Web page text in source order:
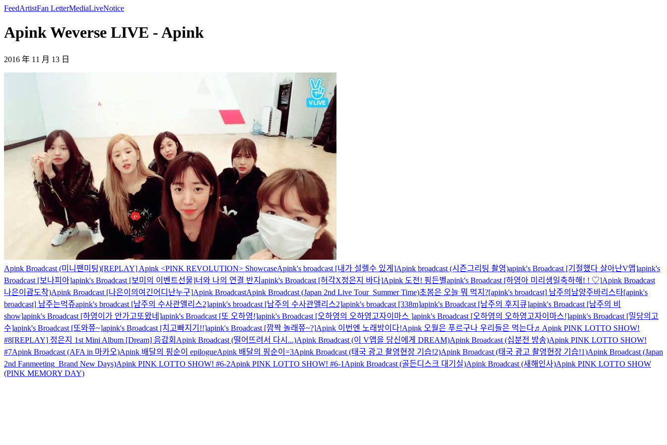
FeedArtistFan LetterMediaLiveNotice
Apink Weverse LIVE - Apink
2016 年 11 月 13 日
Apink Broadcast (미니팬미팅)[REPLAY] Apink <PINK REVOLUTION> ShowcaseApink's broadcast [내가 설렐수 있게]Apink broadcast (시즌그리팅 촬영)apink's Broadcast [기절했다 살아난V앱]apink's
Broadcast [보나피아]apink's Broadcast [보미의 이벤트선물]너와 나의 연결 반지 apink's Broadcast [허각X정은지 바다]Apink 도전! 핑든벨apink's Broadcast [하영아 미리생일축하해! ! ♡]Apink Broadcast
나은이괌도착)Apink Broadcast [나은이의여긴어디난누구]Apink BroadcastApink Broadcast (Japan 2nd Live Tour_Summer Time)초봄은 오늘 뭐 먹지?[apink's broadcast] 남주의남양주바리스타[apink's
broadcast] 남주는먹쥬apink's broadcast [남주의 수사관앨리스2]apink's broadcast [남주의 수사관앨리스2]apink's broadcast [338m]apink's Broadcast [남주의 후지큐]apink's Broadcast [남주의 비
show]apink's Broadcast [하영이가 안가고또왔네]apink's Broadcast [또 오하영!]apink's Broadcast [오하영의 오하영고자이마스 ]apink's Broadcast [오하영의 오하영고자이마스!]apink's Broadcast [밀당의고
수]apink's Broadcast [또와쮸~]apink's Broadcast [치고빠지기!!]apink's Broadcast [깜짝 놀래쮸~?]Apink 이번엔 노래방이다!Apink 오월은 푸르구나 우리들은 먹는다♬ Apink PINK LOTTO SHOW!
#8[REPLAY] 정은지 1st Mini Album [Dream] 음감회 Apink Broadcast (떨어뜨려서 다시...)Apink Broadcast (이 V앱을 당신에게 DREAM)Apink Broadcast (십분전 방송)Apink PINK LOTTO SHOW!
#7Apink Broadcast (AFA in 마카오)Apink 배달의 핑순이 epilogueApink 배달의 핑순이=3Apink Broadcast (태국 광고 촬영현장 기습!2)Apink Broadcast (태국 광고 촬영현장 기습!1)Apink Broadcast (Japan
2nd Fanmeeting_Brand New Days)Apink PINK LOTTO SHOW! #6-2Apink PINK LOTTO SHOW! #6-1 Apink Broadcast (골든디스크 대기실)Apink Broadcast (새해인사)Apink PINK LOTTO SHOW
(PINK MEMORY DAY)